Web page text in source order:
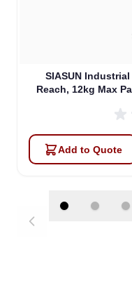
SIASUN
Reach, 12kg Max
Add to Quote